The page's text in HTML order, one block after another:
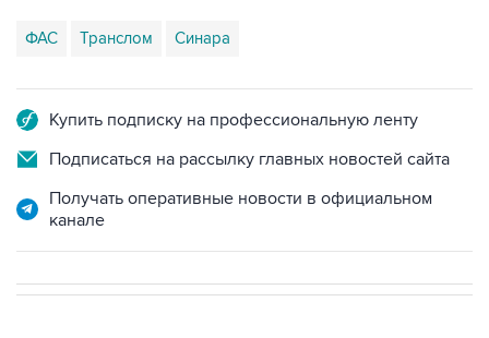
ФАС Транслом Синара
Купить подписку на профессиональную ленту
Подписаться на рассылку главных новостей сайта
Получать оперативные новости в официальном
канале